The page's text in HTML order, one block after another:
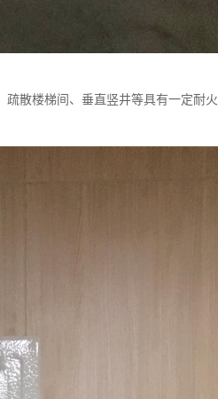
散楼梯间、垂直竖井等具有一定耐火